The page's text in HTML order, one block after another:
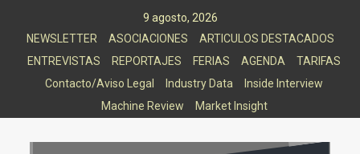
9 agosto, 2026
NEWSLETTER
ASOCIACIONES
ARTICULOS DESTACADOS
ENTREVISTAS
REPORTAJES FERIAS AGENDA
TARIFAS
Contacto/Aviso Legal
Industry Data
Inside Interview
Machine Review
Market Insight